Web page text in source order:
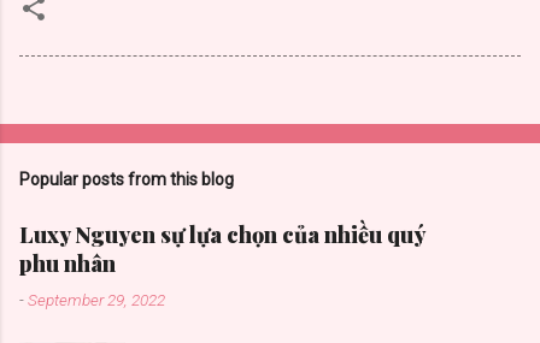
Popular posts from this blog
Luxy Nguyen sự lựa chọn của nhiều quý
phu nhân
-September 29, 2022